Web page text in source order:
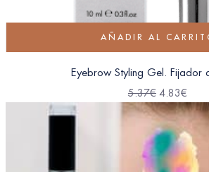
AÑADIR AL
Eyebrow Styling Gel. Fijador
5.37€ 4.83€